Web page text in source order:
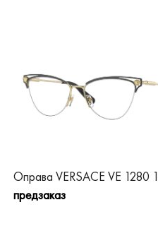
Оправа VERSACE VE 1280
предзаказ